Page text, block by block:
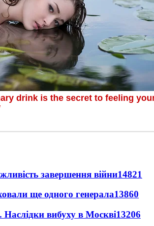
завершення війни14821
ще одного генерала13860
Наслідки вибуху в Москві13206